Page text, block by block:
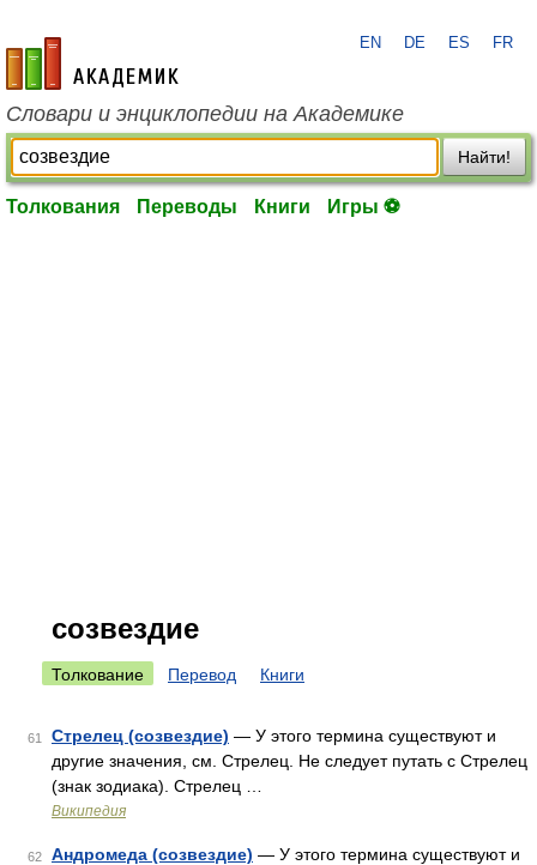
academic.ru
EN DE ES FR
Словари и энциклопедии на Академике
Найти!
Толкования Переводы Книги Игры ⚽
созвездие
Толкование Перевод Книги
61 Стрелец (созвездие) — У этого термина существуют и
другие значения, см. Стрелец. Не следует путать с Стрелец
(знак зодиака). Стрелец …
Википедия
62 Андромеда (созвездие) — У этого термина существуют и